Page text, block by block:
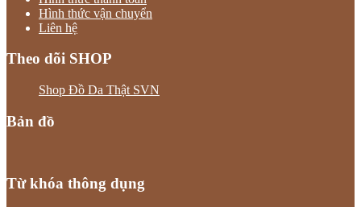
Hình thức vận chuyển
Liên hệ
Theo dõi SHOP
Shop Đồ Da Thật SVN
Bản đồ
Từ khóa thông dụng